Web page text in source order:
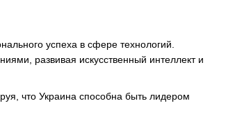
успеха в сфере технологий.
развивая искусственный интеллект и
что Украина способна быть лидером